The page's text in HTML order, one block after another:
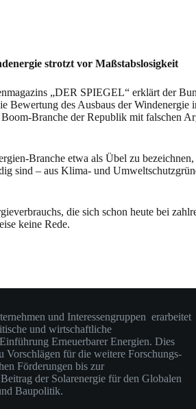
strotzt vor Maßstabslosigkeit
„DER SPIEGEL“ erklärt der
Bewertung des Ausbaus der
Branche der Republik mit falschen
Branche etwa als Übel zu
sind – aus Klima- und
die sich schon heute bei
keine Rede.
und Interessengruppen erarbeitet
und wirtschaftliche
Erneuerbarer Energien. Dies
Vorschlägen für die weitere Forschungs-
Förderungen bis zur
der Solarenergie für den Globalen
Baupolitik.